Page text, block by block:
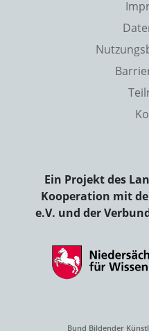
Ein Projekt des
Kooperation mit
e.V. und der
Bund Bildender